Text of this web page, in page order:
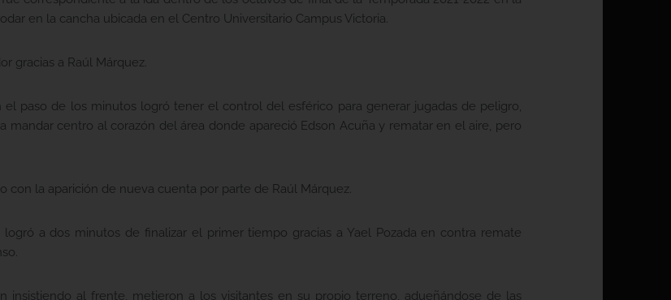
en la cancha ubicada en el Centro Universitario Campus Victoria.
gracias a Raúl Márquez.
paso de los minutos logró tener el control del esférico para generar jugadas de peligro,
mandar centro al corazón del área donde apareció Edson Acuña y rematar en el aire, pero
la aparición de nueva cuenta por parte de Raúl Márquez.
a dos minutos de finalizar el primer tiempo gracias a Yael Pozada en contra remate
insistiendo al frente, metieron a los visitantes en su propio terreno, adueñándose de las